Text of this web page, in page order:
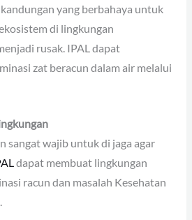
yang berbahaya untuk
di lingkungan
rusak. IPAL dapat
zat beracun dalam air melalui
sangat wajib untuk di jaga agar
dapat membuat lingkungan
racun dan masalah Kesehatan